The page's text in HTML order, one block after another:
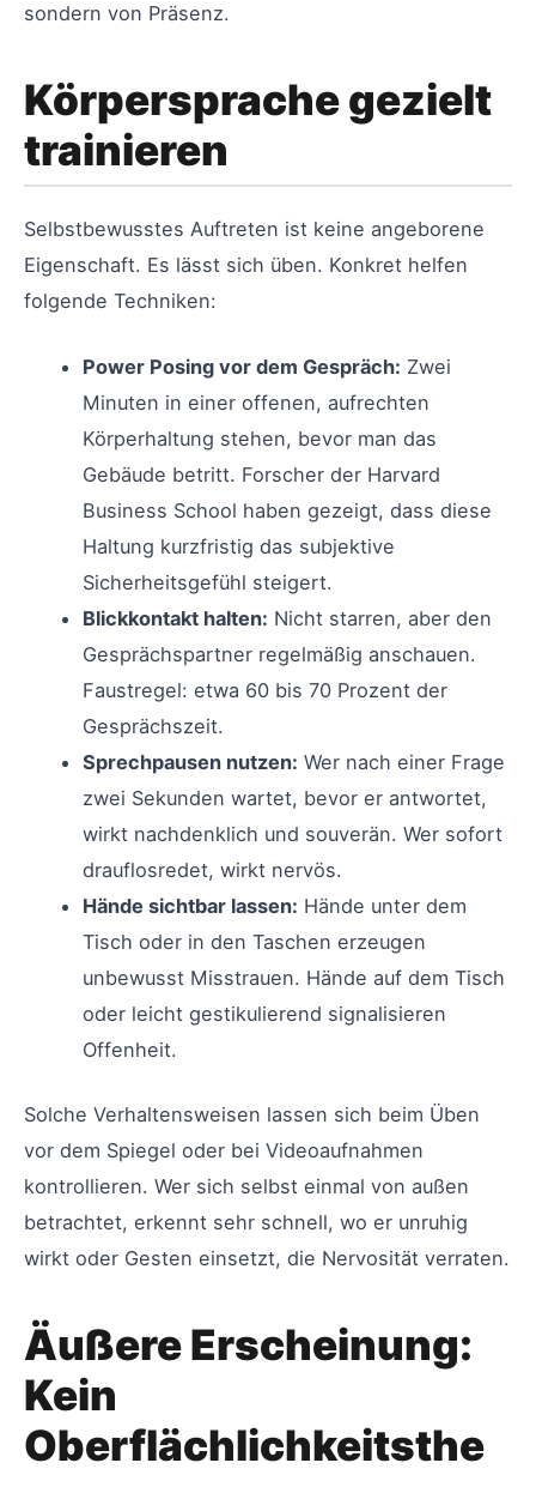
sondern von Präsenz.
Körpersprache gezielt
trainieren
Selbstbewusstes Auftreten ist keine angeborene
Eigenschaft. Es lässt sich üben. Konkret helfen
folgende Techniken:
Power Posing vor dem Gespräch: Zwei
Minuten in einer offenen, aufrechten
Körperhaltung stehen, bevor man das
Gebäude betritt. Forscher der Harvard
Business School haben gezeigt, dass diese
Haltung kurzfristig das subjektive
Sicherheitsgefühl steigert.
Blickkontakt halten: Nicht starren, aber den
Gesprächspartner regelmäßig anschauen.
Faustregel: etwa 60 bis 70 Prozent der
Gesprächszeit.
Sprechpausen nutzen: Wer nach einer Frage
zwei Sekunden wartet, bevor er antwortet,
wirkt nachdenklich und souverän. Wer sofort
drauflosredet, wirkt nervös.
Hände sichtbar lassen: Hände unter dem
Tisch oder in den Taschen erzeugen
unbewusst Misstrauen. Hände auf dem Tisch
oder leicht gestikulierend signalisieren
Offenheit.
Solche Verhaltensweisen lassen sich beim Üben
vor dem Spiegel oder bei Videoaufnahmen
kontrollieren. Wer sich selbst einmal von außen
betrachtet, erkennt sehr schnell, wo er unruhig
wirkt oder Gesten einsetzt, die Nervosität verraten.
Äußere Erscheinung:
Kein
Oberflächlichkeitsthe